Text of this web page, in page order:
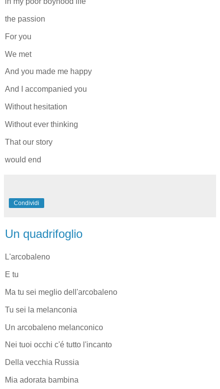
the passion
For you
We met
And you made me happy
And I accompanied you
Without hesitation
Without ever thinking
That our story
would end
Condividi
Un quadrifoglio
L'arcobaleno
E tu
Ma tu sei meglio dell'arcobaleno
Tu sei la melanconia
Un arcobaleno melanconico
Nei tuoi occhi c'é tutto l'incanto
Della vecchia Russia
Mia adorata bambina